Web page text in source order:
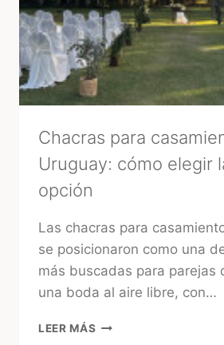
CONFIABLES
EN
URUGUAY
Chacras para
Uruguay: cómo elegir
opción
Las chacras para
se posicionaron como una
más buscadas para parejas
una boda al aire libre, con…
LEER MÁS CHACRAS